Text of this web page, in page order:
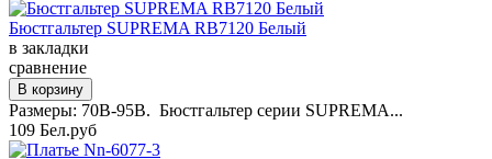
Бюстгальтер SUPREMA RB7120 Белый
в закладки
сравнение
Размеры: 70B-95B. Бюстгальтер серии SUPREMA...
109 Бел.руб